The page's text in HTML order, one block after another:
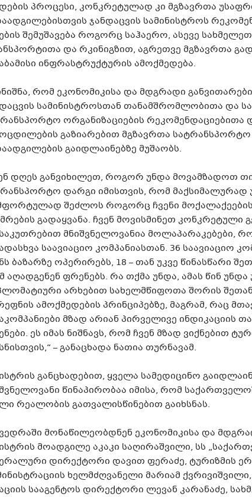
პროცესი, კონკრეტულად კი მგზავრთა
ჯანდაცვის სამინისტროს
შემუშავება როგორც საჰაერო, ასევე
და რკინიგზით, აგრეთვე მგზავრთა
ინფრასტრუქტურის ამოქმედება.
რომ ეკონომიკისა და მდგრადი
სამინისტროსთან თანამშრომლობითა და
ორგანიზაციების რეკომენდაციებითა
გაზიარებით მგზავრთა სატრანსპორტო
გაიდლაინებზე მუშაობს.
დღეს განვიხილეთ, როგორ უნდა მოვამზადოთ
დარგი იმისთვის, რომ
შეძლოს როგორც ჩვენი
გადაყვანა. ჩვენ მოვისმინეთ კონკრეტული
მნიშვნელოვანია მოლაპარაკებები,
საავიაციო კომპანიასთან. 36 საავიაციო
ბაზარზე ოპერირებს, 18 – თან უკვე წინასწარი
აღადგენენ ფრენებს. რა თქმა უნდა, ამას წინ უნდა
არხებით სახელმწიფოთა შორის
ამოქმედების პრინციპებზე, მაგრამ, რაც
მზად არიან პირველივე ინდიკაციის
ეს იმას ნიშნავს, რომ ჩვენ მზად ვიქნებით
– განაცხადა ნათია თურნავამ.
განცხადებით, ყველა სამედიცინო
წინაპირობაა იმისა, რომ
რეალობის გათვალისწინებით გაიხსნას.
მონაწილეობდნენ ეკონომიკისა და
მოადგილე აკაკი საღირაშვილი, სს
დირექტორი დავით ფერაძე, ტურიზმის
ხელმძღვანელი მარიამ
სააგენტოს დირექტორი ლევან კარანაძე,